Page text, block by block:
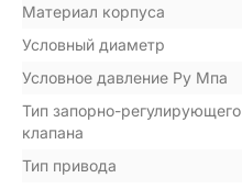
Материал корпуса
Условный диаметр
Условное давление Ру Мпа
Тип запорно-регулирующего
клапана
Тип привода